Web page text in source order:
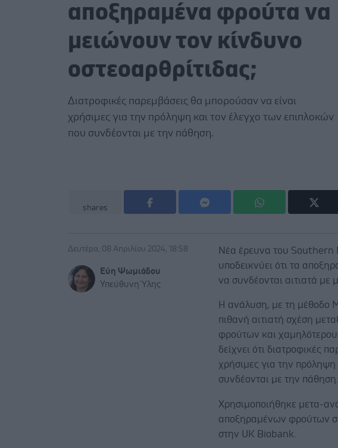
αποξηραμένα φρούτα να
μειώνουν τον κίνδυνο
οστεοαρθρίτιδας;
Διατροφικές παρεμβάσεις θα μπορούσαν να είναι
χρήσιμες για την πρόληψη και τον έλεγχο των επιπλοκών
που συνδέονται με την πάθηση.
shares
Δευτέρα, 08 Απριλίου 2024, 18:58
Εύη Ψωμιάδου
Υπεύθυνη Ύλης
Νέα έρευνα του Southern
υποδεικνύει ότι τα
να συνδέονται αιτιατά με
Η ανάλυση, με τη
πιθανή αιτιατή σχέση
φρούτων και χαμηλότερου
δείχνει ότι διατροφικές
χρήσιμες για την
συνδέονται με την πάθηση.
Χρησιμοποιήθηκε μετα-
αποξηραμένων φρούτων
στην UK Biobank.